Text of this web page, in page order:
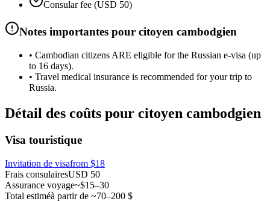
Consular fee (USD 50)
Notes importantes pour citoyen cambodgien
• Cambodian citizens ARE eligible for the Russian e-visa (up
to 16 days).
• Travel medical insurance is recommended for your trip to
Russia.
Détail des coûts pour citoyen cambodgien
Visa touristique
Invitation de visafrom $18
Frais consulairesUSD 50
Assurance voyage~$15–30
Total estiméà partir de ~70–200 $